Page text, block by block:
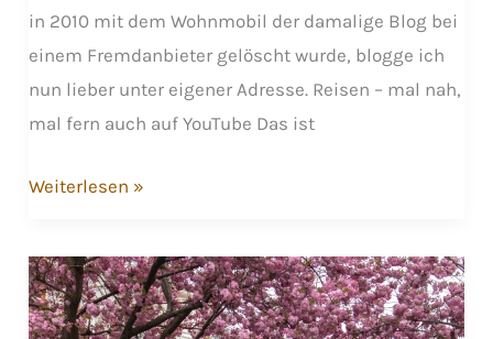
in 2010 mit dem Wohnmobil der damalige Blog bei
einem Fremdanbieter gelöscht wurde, blogge ich
nun lieber unter eigener Adresse. Reisen – mal nah,
mal fern auch auf YouTube Das ist
Reisen
mal
nah
mal
Weiterlesen »